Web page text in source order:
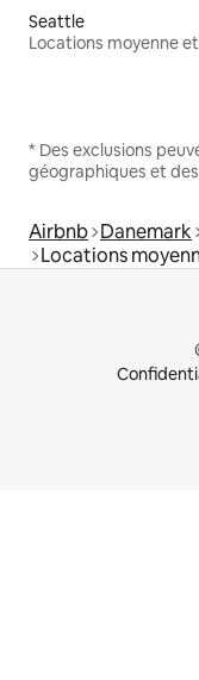
Seattle
* Des exclusions
géographiques et
Airbnb Danemark
Locations